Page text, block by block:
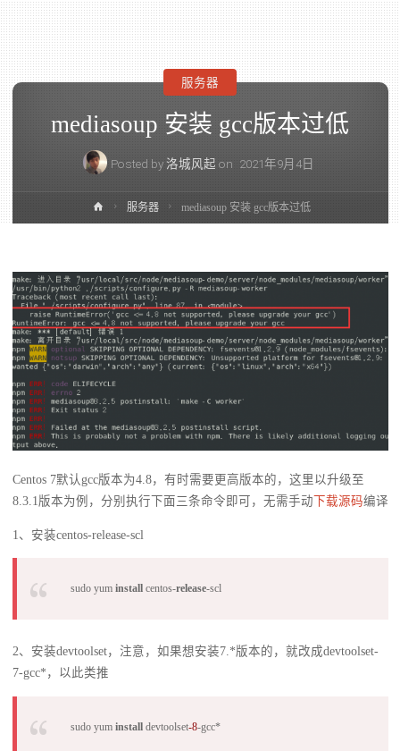
mediasoup 安装 gcc版本过低
Posted by 洛城风起 on 2021年9月4日
服务器
服务器 mediasoup 安装 gcc版本过低
Centos 7默认gcc版本为4.8，有时需要更高版本的，这里以升级至
8.3.1版本为例，分别执行下面三条命令即可，无需手动 下载源码编译
1、安装centos-release-scl
sudo yum installcentos-release-scl
2、安装devtoolset，注意，如果想安装7.*版本的，就改成devtoolset-
7-gcc*，以此类推
sudo yum installdevtoolset-8-gcc*